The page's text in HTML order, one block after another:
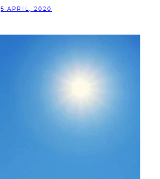
5 APRIL, 2020